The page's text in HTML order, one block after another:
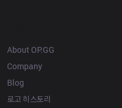
About OP.GG
Company
Blog
로고 히스토리